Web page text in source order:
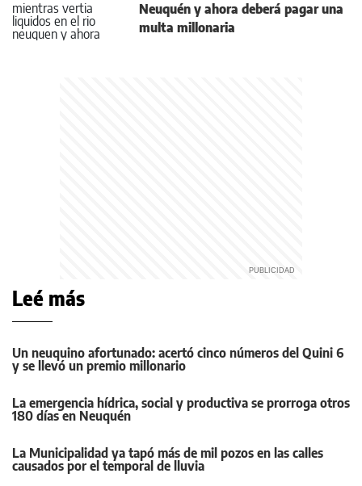
Neuquén y ahora deberá pagar una
multa millonaria
Leé más
Un neuquino afortunado: acertó cinco números del Quini 6
y se llevó un premio millonario
La emergencia hídrica, social y productiva se prorroga otros
180 días en Neuquén
La Municipalidad ya tapó más de mil pozos en las calles
causados por el temporal de lluvia